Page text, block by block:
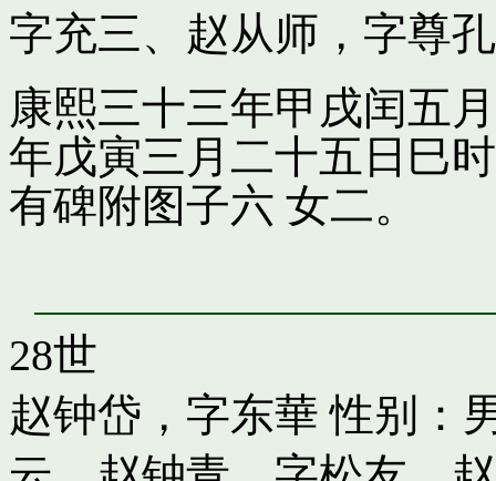
字充三、 赵从师，字尊孔
康熙三十三年甲戌闰五
年戊寅三月二十五日巳
有碑附图子六 女二。
28世
赵钟岱，字东華 性别：